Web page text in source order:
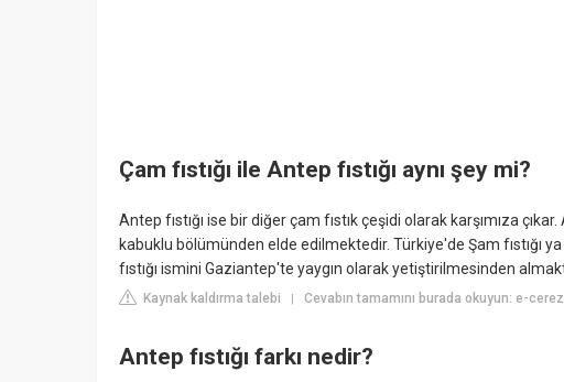
Çam fıstığı ile Antep fıstığı aynı şey mi?
Antep fıstığı ise bir diğer çam fıstık çeşidi olarak karşımıza
kabuklu bölümünden elde edilmektedir. Türkiye'de Şam fıstığı
fıstığı ismini Gaziantep'te yaygın olarak yetiştirilmesinden
Kaynak kaldırma talebi | Cevabın tamamını burada okuyun: e-
Antep fıstığı farkı nedir?